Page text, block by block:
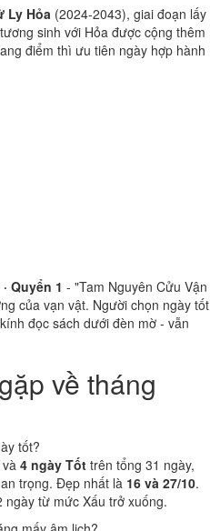
Ly Hỏa (2024-2043), giai đoạn lấy
sinh với Hỏa được cộng thêm
điểm thì ưu tiên ngày hợp hành
Quyển 1 - "Tam Nguyên Cửu Vận
của vạn vật. Người chọn ngày tốt
đọc sách dưới đèn mờ - vẫn
về tháng
tốt?
và 4 ngày Tốt trên tổng 31 ngày,
trọng. Đẹp nhất là 16 và 27/10.
từ mức Xấu trở xuống.